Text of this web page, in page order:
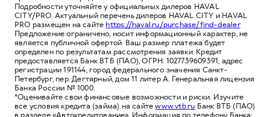
Подробности уточняйте у официальных дилеров HAVAL
CITY/PRO. Актуальный перечень дилеров HAVAL CITY и HAVAL
PRO размещен на сайтеhttps://haval.ru/purchase/find-dealer
Предложение ограничено, носит информационный характер, не
является публичной офертой. Ваш размер платежа будет
определен по результатам рассмотрения заявки. Кредит
предоставляется Банк ВТБ (ПАО), ОГРН: 1027739609391, адрес
регистрации 191144, город федерального значения Санкт-
Петербург, пер. Дегтярный, дом 11 литер А. Генеральная лицензия
Банка России № 1000.
*Оценивайте свои финансовые возможности и риски. Изучите
все условия кредита (займа) на сайтеwww.vtb.ru Банк ВТБ (ПАО)
в разделе «Автокредитование». Информация по телефону Банка: